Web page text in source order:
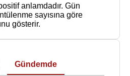
anlamdadır. Gün
sayısına göre
gösterir.
Gündemde